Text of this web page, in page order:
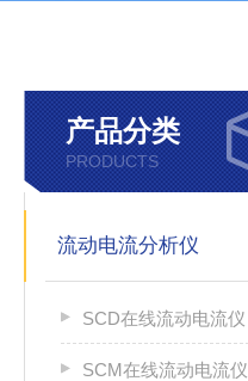
产品分类
PRODUCTS
流动电流分析仪
SCD在线流动电流仪
SCM在线流动电流仪